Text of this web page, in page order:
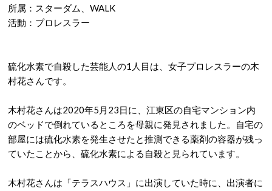
所属：スターダム、WALK
活動：プロレスラー
硫化水素で自殺した芸能人の1人目は、女子プロレスラーの木
村花さんです。
木村花さんは2020年5月23日に、江東区の自宅マンション内
のベッドで倒れているところを母親に発見されました。自宅の
部屋には硫化水素を発生させたと推測できる薬剤の容器が残っ
ていたことから、硫化水素による自殺と見られています。
木村花さんは「テラスハウス」に出演していた時に、出演者に